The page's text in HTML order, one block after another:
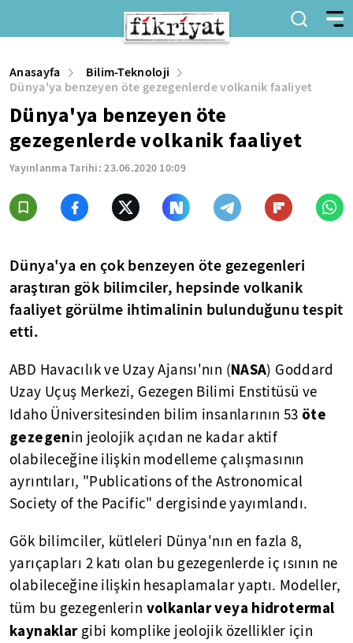
Anasayfa
Bilim-Teknoloji
Dünya'ya benzeyen öte gezegenlerde volkanik faaliyet
Dünya'ya benzeyen öte
gezegenlerde volkanik faaliyet
Yayınlanma Tarihi:23.06.2020 10:09
Dünya'ya en çok benzeyen öte gezegenleri
araştıran gök bilimciler, hepsinde volkanik
faaliyet görülme ihtimalinin bulunduğunu tespit
etti.
ABD Havacılık ve Uzay Ajansı'nın (NASA) Goddard
Uzay Uçuş Merkezi, Gezegen Bilimi Enstitüsü ve
Idaho Üniversitesinden bilim insanlarının 53 öte
gezegenin jeolojik açıdan ne kadar aktif
olabileceğine ilişkin modelleme çalışmasının
ayrıntıları, "Publications of the Astronomical
Society of the Pacific" dergisinde yayımlandı.
Gök bilimciler, kütleleri Dünya'nın en fazla 8,
yarıçapları 2 katı olan bu gezegenlerde iç ısının ne
olabileceğine ilişkin hesaplamalar yaptı. Modeller,
tüm bu gezegenlerin volkanlar veya hidrotermal
kaynaklargibi komplike jeolojik özellikler için